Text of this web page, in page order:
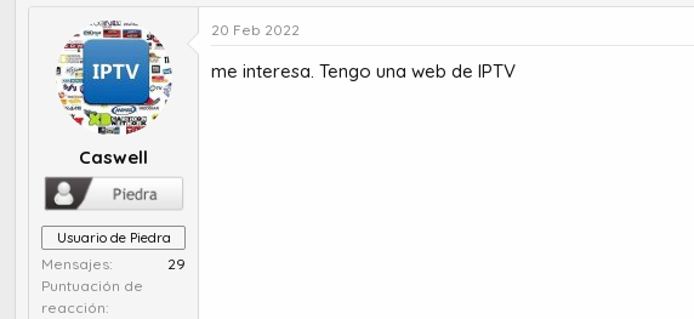
Caswell
Usuario de Piedra
Mensajes
29
Puntuación de
reacción
20 Feb 2022
me interesa. Tengo una web de IPTV